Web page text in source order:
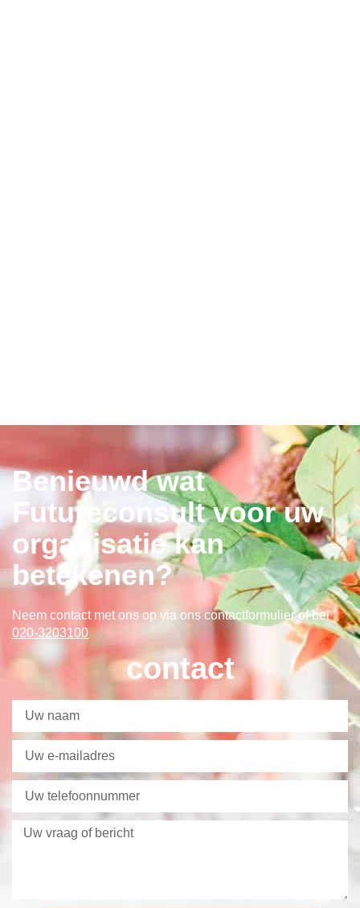
Benieuwd wat
Futureconsult voor uw
organisatie kan
betekenen?
Neem contact met ons op via ons contactformulier of bel
020-3203100
contact